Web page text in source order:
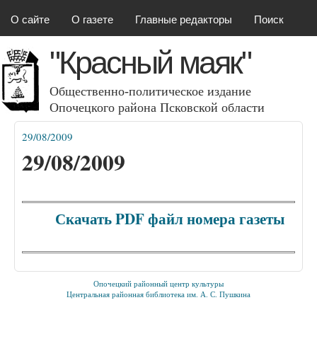
О сайте О газете Главные редакторы Поиск
"Красный маяк"
Общественно-политическое издание
Опочецкого района Псковcкой области
Вы здесь
29/08/2009
29/08/2009
Скачать PDF файл номера газеты
Опочецкий районный центр культуры
Центральная районная библиотека им. А. С. Пушкина